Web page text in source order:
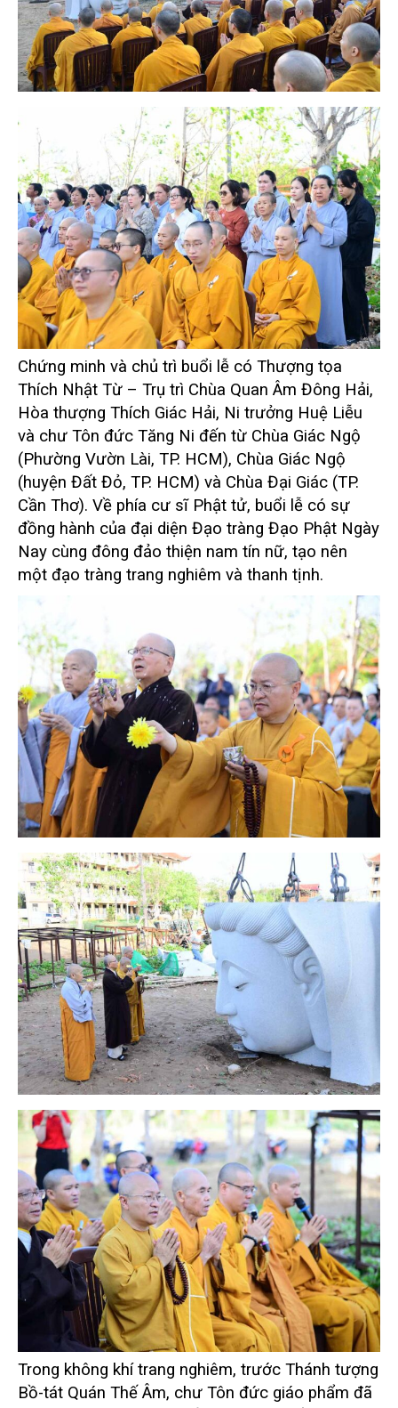
Chứng minh và chủ trì buổi lễ có Thượng tọa
Thích Nhật Từ – Trụ trì Chùa Quan Âm Đông Hải,
Hòa thượng Thích Giác Hải, Ni trưởng Huệ Liễu
và chư Tôn đức Tăng Ni đến từ Chùa Giác Ngộ
(Phường Vườn Lài, TP. HCM), Chùa Giác Ngộ
(huyện Đất Đỏ, TP. HCM) và Chùa Đại Giác (TP.
Cần Thơ). Về phía cư sĩ Phật tử, buổi lễ có sự
đồng hành của đại diện Đạo tràng Đạo Phật Ngày
Nay cùng đông đảo thiện nam tín nữ, tạo nên
một đạo tràng trang nghiêm và thanh tịnh.
Trong không khí trang nghiêm, trước Thánh tượng
Bồ-tát Quán Thế Âm, chư Tôn đức giáo phẩm đã